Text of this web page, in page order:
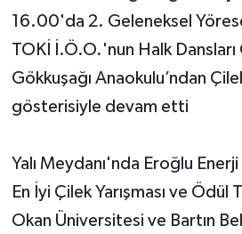
16.00'da 2. Geleneksel
TOKİ İ.Ö.O.'nun Halk
Gökkuşağı Anaokulu’ndan
gösterisiyle devam etti
Yalı Meydanı'nda Eroğlu
En İyi Çilek Yarışması ve Ödül
Okan Üniversitesi ve Bartın